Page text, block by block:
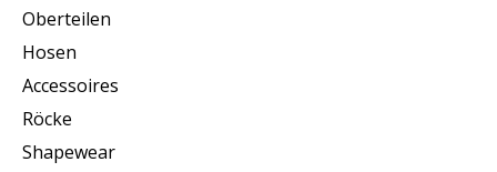
Oberteilen
Hosen
Accessoires
Röcke
Shapewear